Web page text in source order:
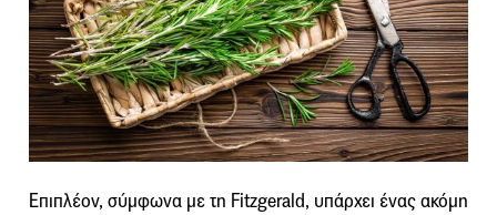
Επιπλέον, σύμφωνα με τη Fitzgerald, υπάρχει ένας ακόμη